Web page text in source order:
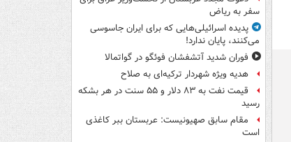
سفر به ریاض
پدیده اسرائیلی‌هایی که برای ایران جاسوسی
می‌کنند، پایان ندارد!
فوران شدید آتشفشان فوئگو در گواتمالا
هدیه ویژه شهردار ترکیه‌ای به صلاح
قیمت نفت به ۸۳ دلار و ۵۵ سنت در هر بشکه
رسید
مقام سابق صهیونیست: عربستان ببر کاغذی
است